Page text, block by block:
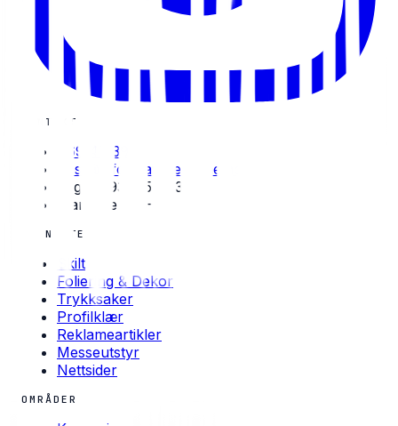
KONTAKT
469 47 391
post@informativreklame.no
Org.nr: 931 554 832
Man–Fre · 08–16
TJENESTER
Skilt
Foliering & Dekor
Trykksaker
Profilklær
Reklameartikler
Messeutstyr
Nettsider
OMRÅDER